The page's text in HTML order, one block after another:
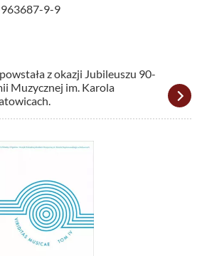
9-9
z okazji Jubileuszu 90-
Muzycznej im. Karola